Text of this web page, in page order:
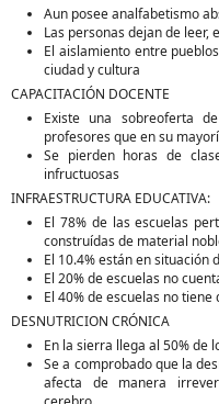
Aun posee analfabetismo
Las personas dejan de leer,
El aislamiento entre
ciudad y cultura
CAPACITACIÓN DOCENTE
Existe una sobreoferta
profesores que en su
Se pierden horas de
infructuosas
INFRAESTRUCTURA EDUCATIVA:
El 78% de las escuelas
construídas de material
El 10.4% están en situación
El 20% de escuelas no
El 40% de escuelas no tiene
DESNUTRICION CRÓNICA
En la sierra llega al 50% de
Se a comprobado que la
afecta de manera